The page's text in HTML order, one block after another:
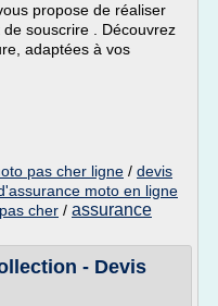
propose de réaliser
souscrire . Découvrez
adaptées à vos
pas cher ligne / devis
moto en ligne
cher / assurance
- Devis